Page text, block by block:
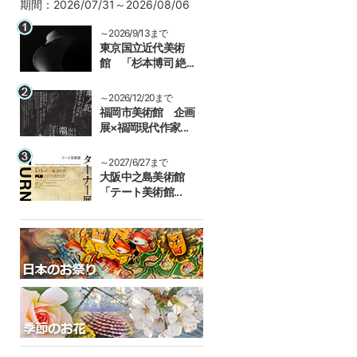
期間：2026/07/31～2026/08/06
～2026/9/13まで
東京国立近代美術
館 「杉本博司 絶...
～2026/12/20まで
福岡市美術館 企画
展×福岡現代作家...
～2027/6/27まで
大阪中之島美術館
「テート美術館...